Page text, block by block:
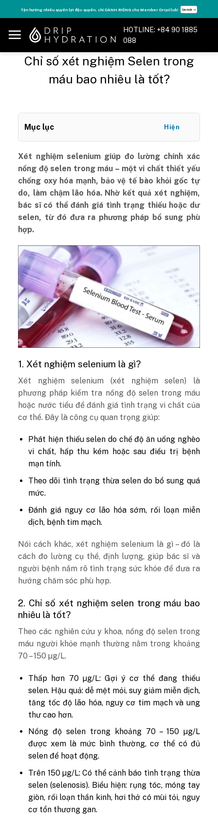
to
content
Tận hưởng nhiều quyền lợi độc quyền, chỉ DÀNH RIÊNG cho Member DripClub! Chi tiết ➝
HOTLINE: +84 90 1885
088
Chỉ số xét nghiệm Selen trong
máu bao nhiêu là tốt?
Mục lục Hiện
Xét nghiệm selenium giúp đo lường chính xác
nồng độ selen trong máu – một vi chất thiết yếu
chống oxy hóa mạnh, bảo vệ tế bào khỏi gốc tự
do, làm chậm lão hóa. Nhờ kết quả xét nghiệm,
bác sĩ có thể đánh giá tình trạng thiếu hoặc dư
selen, từ đó đưa ra phương pháp bổ sung phù
hợp.
1. Xét nghiệm selenium là gì?
Xét nghiệm selenium (xét nghiệm selen) là
phương pháp kiểm tra nồng độ selen trong máu
hoặc nước tiểu để đánh giá tình trạng vi chất của
cơ thể. Đây là công cụ quan trọng giúp:
Phát hiện thiếu selen do chế độ ăn uống nghèo
vi chất, hấp thu kém hoặc sau điều trị bệnh
mạn tính.
Theo dõi tình trạng thừa selen do bổ sung quá
mức.
Đánh giá nguy cơ lão hóa sớm, rối loạn miễn
dịch, bệnh tim mạch.
Nói cách khác, xét nghiệm selenium là gì – đó là
cách đo lường cụ thể, định lượng, giúp bác sĩ và
người bệnh nắm rõ tình trạng sức khỏe để đưa ra
hướng chăm sóc phù hợp.
2. Chỉ số xét nghiệm selen trong máu bao
nhiêu là tốt?
Theo các nghiên cứu y khoa, nồng độ selen trong
máu người khỏe mạnh thường nằm trong khoảng
70 – 150 µg/L.
Thấp hơn 70 µg/L: Gợi ý cơ thể đang thiếu
selen. Hậu quả: dễ mệt mỏi, suy giảm miễn dịch,
tăng tốc độ lão hóa, nguy cơ tim mạch và ung
thư cao hơn.
Nồng độ selen trong khoảng 70 – 150 µg/L
được xem là mức bình thường, cơ thể có đủ
selen để hoạt động.
Trên 150 µg/L: Có thể cảnh báo tình trạng thừa
selen (selenosis). Biểu hiện: rụng tóc, móng tay
giòn, rối loạn thần kinh, hơi thở có mùi tỏi, nguy
cơ tổn thương gan.